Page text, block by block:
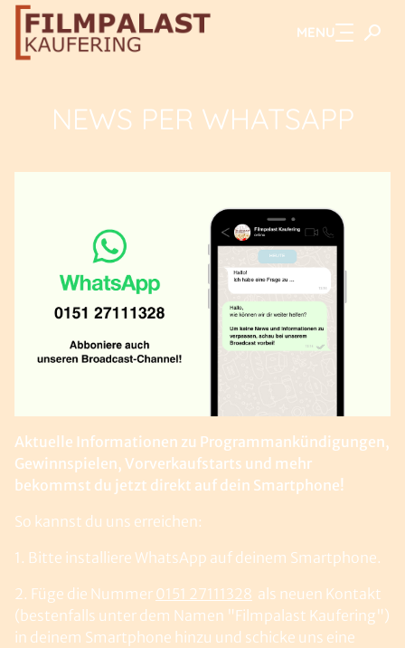
Zum Hauptinhalt springen MENU
NEWS PER WHATSAPP
Aktuelle Informationen zu Programmankündigungen,
Gewinnspielen, Vorverkaufstarts und mehr
bekommst du jetzt direkt auf dein Smartphone!
So kannst du uns erreichen:
1. Bitte installiere WhatsApp auf deinem Smartphone.
2. Füge die Nummer 0151 27111328 als neuen Kontakt
(bestenfalls unter dem Namen "Filmpalast Kaufering")
in deinem Smartphone hinzu und schicke uns eine